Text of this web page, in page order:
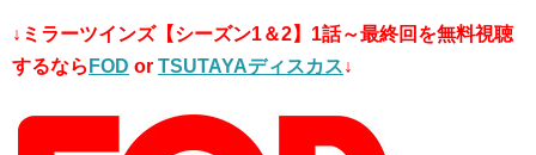
↓ミラーツインズ【シーズン1＆2】1話～最終回 を無料視聴
するなら FOD or TSUTAYAディスカス↓